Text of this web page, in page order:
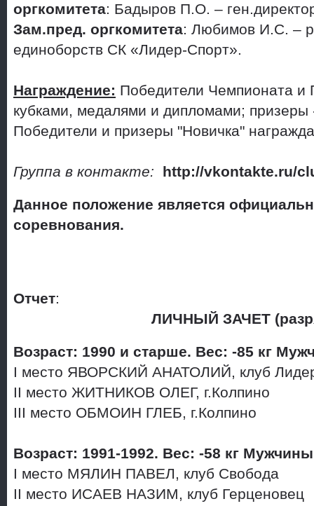
оргкомитета: Бадыров П.О. –
Зам.пред. оргкомитета: Любимов И.С. –
единоборств СК «Лидер-Спорт».
Награждение: Победители Чемпионата и
кубками, медалями и дипломами;
Победители и призеры "Новичка"
Группа в контакте: http://vkontakte.ru/
Данное положение является
соревнования.
Отчет:
ЛИЧНЫЙ ЗАЧЕТ
Возраст: 1990 и старше. Вес: -85 кг
I место ЯВОРСКИЙ АНАТОЛИЙ, клуб
II место ЖИТНИКОВ ОЛЕГ, г.Колпино
III место ОБМОИН ГЛЕБ, г.Колпино
Возраст: 1991-1992. Вес: -58 кг Мужчины
I место МЯЛИН ПАВЕЛ, клуб Свобода
II место ИСАЕВ НАЗИМ, клуб Герценовец